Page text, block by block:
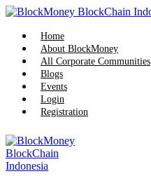
Skip
content
Home
About BlockMoney
All Corporate Communities
Blogs
Events
Login
Registration